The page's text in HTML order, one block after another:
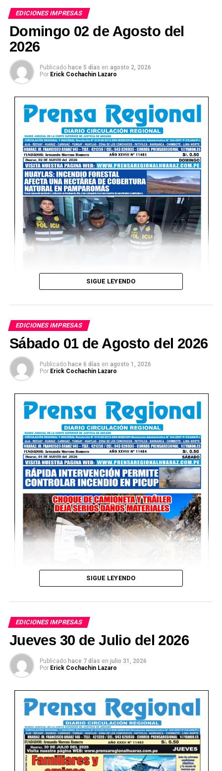
Ver Online
EDICIONES IMPRESAS
Domingo 02 de Agosto del
2026
Publicado hace 5 días en agosto 2, 2026
Por Erick Cochachin Lazaro
SIGUE LEYENDO
EDICIONES IMPRESAS
Sábado 01 de Agosto del 2026
Publicado hace 6 días en agosto 1, 2026
Por Erick Cochachin Lazaro
SIGUE LEYENDO
EDICIONES IMPRESAS
Jueves 30 de Julio del 2026
Publicado hace 7 días en julio 31, 2026
Por Erick Cochachin Lazaro